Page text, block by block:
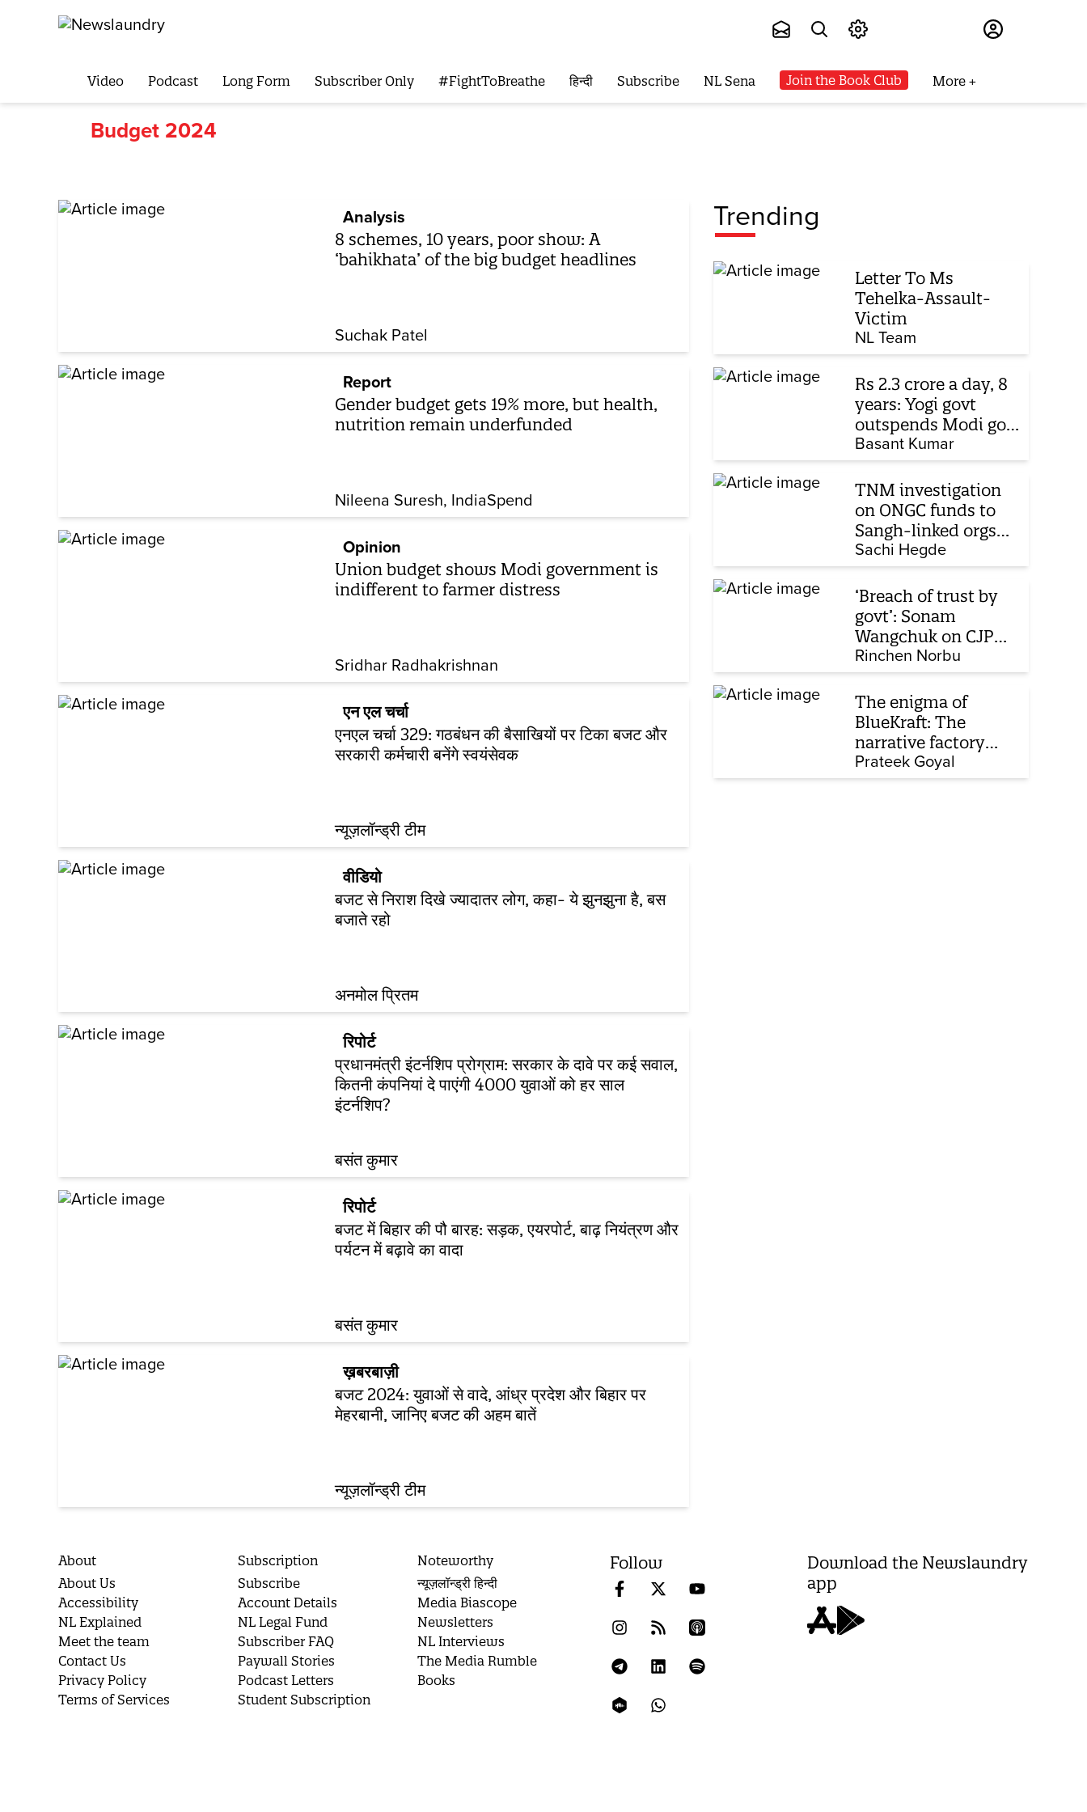
Video Podcast Long Form Subscriber Only #FightToBreathe हिन्दी Subscribe NL Sena Join the Book Club More
Budget 2024
Analysis
8 schemes, 10 years, poor show: A
‘bahikhata’ of the big budget headlines
Suchak Patel
Report
Gender budget gets 19% more, but health,
nutrition remain underfunded
Nileena Suresh IndiaSpend
Opinion
Union budget shows Modi government is
indifferent to farmer distress
Sridhar Radhakrishnan
एन एल चर्चा
एनएल चर्चा 329: गठबंधन की बैसाखियों पर टिका बजट और
सरकारी कर्मचारी बनेंगे स्वयंसेवक
न्यूज़लॉन्ड्री टीम
वीडियो
बजट से निराश दिखे ज्यादातर लोग, कहा- ये झुनझुना है, बस
बजाते रहो
अनमोल प्रितम
रिपोर्ट
प्रधानमंत्री इंटर्नशिप प्रोग्राम: सरकार के दावे पर कई सवाल,
कितनी कंपनियां दे पाएंगी 4000 युवाओं को हर साल
इंटर्नशिप?
बसंत कुमार
रिपोर्ट
बजट में बिहार की पौ बारह: सड़क, एयरपोर्ट, बाढ़ नियंत्रण और
पर्यटन में बढ़ावे का वादा
बसंत कुमार
ख़बरबाज़ी
बजट 2024: युवाओं से वादे, आंध्र प्रदेश और बिहार पर
मेहरबानी, जानिए बजट की अहम बातें
न्यूज़लॉन्ड्री टीम
Trending
Letter To Ms
Tehelka-Assault-
Victim
NL Team
Rs 2.3 crore a day, 8
years: Yogi govt
outspends Modi govt
when it comes to
ads
Basant Kumar
TNM investigation
on ONGC funds to
Sangh-linked orgs
mentioned in JPC on
Corporate Laws Bill
Sachi Hegde
‘Breach of trust by
govt’: Sonam
Wangchuk on CJP
protest, hunger
strike, what comes
next
Rinchen Norbu
The enigma of
BlueKraft: The
narrative factory
behind Brand Modi
Prateek Goyal
About
About Us
Accessibility
NL Explained
Meet the team
Contact Us
Privacy Policy
Terms of Services
Subscription
Subscribe
Account Details
NL Legal Fund
Subscriber FAQ
Paywall Stories
Podcast Letters
Student Subscription
Noteworthy
न्यूज़लॉन्ड्री हिन्दी
Media Biascope
Newsletters
NL Interviews
The Media Rumble
Books
Follow
Download the Newslaundry
app